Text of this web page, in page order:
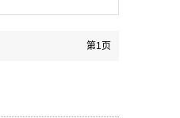
第1页